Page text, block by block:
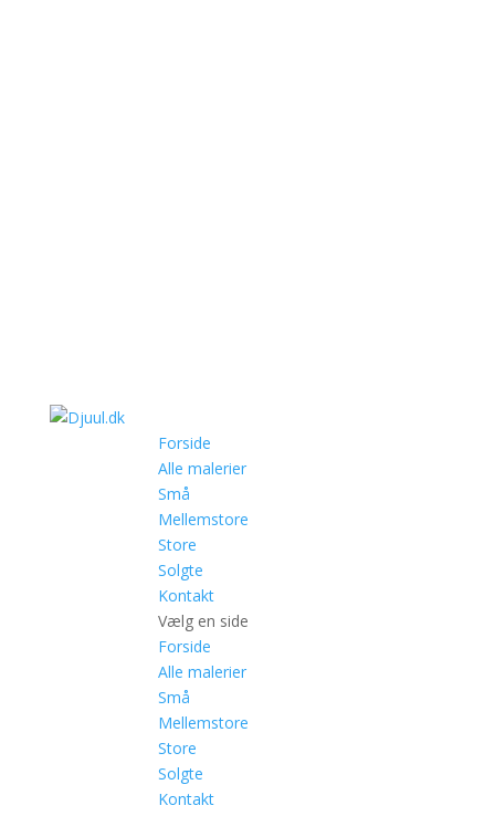
Forside
Alle malerier
Små
Mellemstore
Store
Solgte
Kontakt
Vælg en side
Forside
Alle malerier
Små
Mellemstore
Store
Solgte
Kontakt